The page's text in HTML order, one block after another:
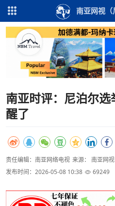
南亚网视（
南亚时评：尼泊尔
醒了
责任编辑：南亚网络电视 来源： 南亚网视
发布时间：2026-05-08 10:38
69249